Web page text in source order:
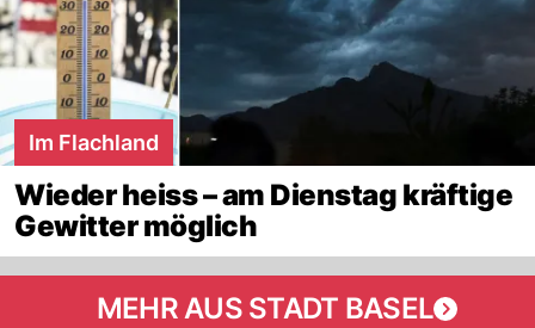
Im Flachland
Wieder heiss – am Dienstag kräftige
Gewitter möglich
MEHR AUS STADT BASEL